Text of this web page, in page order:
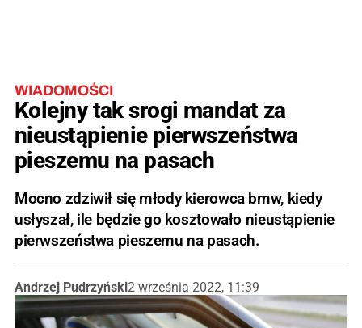
WIADOMOŚCI
Kolejny tak srogi mandat za
nieustąpienie pierwszeństwa
pieszemu na pasach
Mocno zdziwił się młody kierowca bmw, kiedy
usłyszał, ile będzie go kosztowało nieustąpienie
pierwszeństwa pieszemu na pasach.
Andrzej Pudrzyński2 września 2022, 11:39